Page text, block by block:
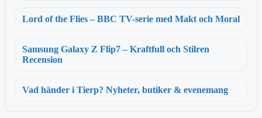
Lord of the Flies – BBC TV-serie med Makt och Moral
Samsung Galaxy Z Flip7 – Kraftfull och Stilren
Recension
Vad händer i Tierp? Nyheter, butiker & evenemang